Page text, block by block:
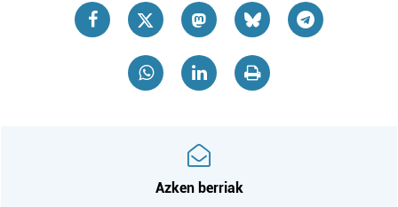
Azken berriak